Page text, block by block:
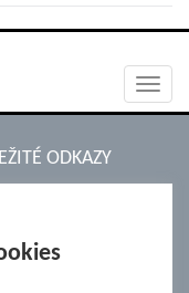
ODKAZY
Železiarne